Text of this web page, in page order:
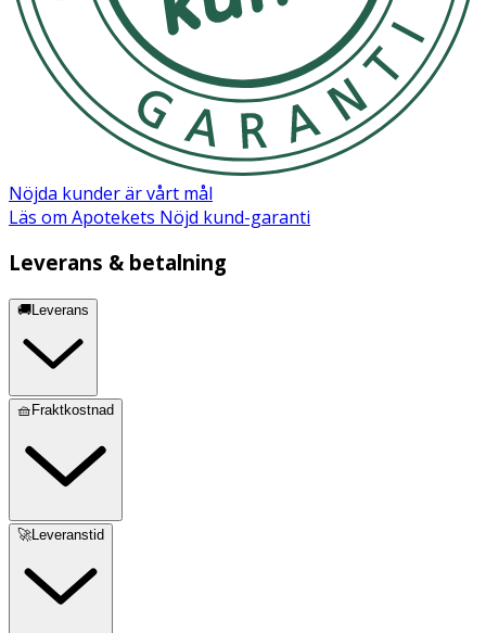
Nöjda kunder är vårt mål
Läs om Apotekets Nöjd kund-garanti
Leverans & betalning
🚚Leverans
🧺Fraktkostnad
🚀Leveranstid